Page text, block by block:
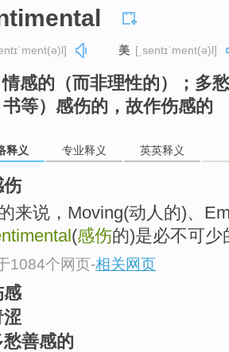
美 [ˌsentɪˈment(ə)l]
感的（而非理性的）；多
等）感伤的，故作伤感的
释义 专业释义 英英释义
伤
来说，Moving(动人的)、
(感伤的)是必不可少
1084个网页-相关网页
感
愁善感的